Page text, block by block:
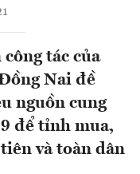
tác của
Nai đề
nguồn cung
để tỉnh mua,
và toàn dân